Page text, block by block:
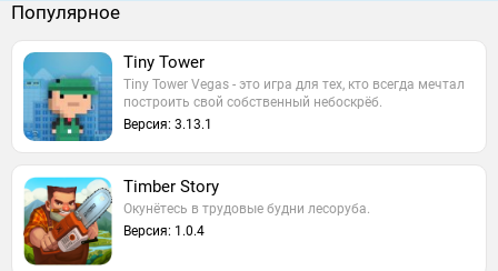
Популярное
Tiny Tower
Tiny Tower Vegas - это игра для тех, кто всегда мечтал
построить свой собственный небоскрёб.
Версия: 3.13.1
Timber Story
Окунётесь в трудовые будни лесоруба.
Версия: 1.0.4